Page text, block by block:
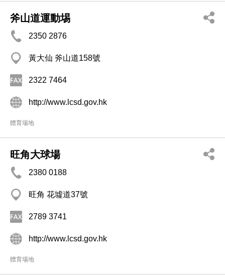
斧山道運動埸
2350 2876
黃大仙 斧山道158號
2322 7464
http://www.lcsd.gov.hk
體育場地
旺角大球場
2380 0188
旺角 花墟道37號
2789 3741
http://www.lcsd.gov.hk
體育場地